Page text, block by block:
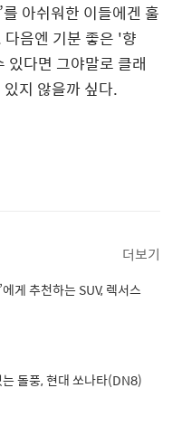
아쉬워한 이들에겐 훌
음엔 기분 좋은 '향
있다면 그야말로 클래
지 않을까 싶다.
더보기
게 추천하는 SUV, 렉서스
돌풍, 현대 쏘나타(DN8)